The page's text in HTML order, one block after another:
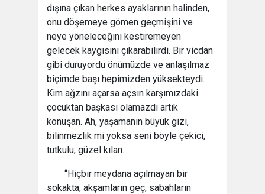
dışına çıkan herkes ayaklarının halinden,
onu döşemeye gömen geçmişini ve
neye yöneleceğini kestiremeyen
gelecek kaygısını çıkarabilirdi. Bir vicdan
gibi duruyordu önümüzde ve anlaşılmaz
biçimde başı hepimizden yüksekteydi.
Kim ağzını açarsa açsın karşımızdaki
çocuktan başkası olamazdı artık
konuşan. Ah, yaşamanın büyük gizi,
bilinmezlik mi yoksa seni böyle çekici,
tutkulu, güzel kılan.
“Hiçbir meydana açılmayan bir
sokakta, akşamların geç, sabahların